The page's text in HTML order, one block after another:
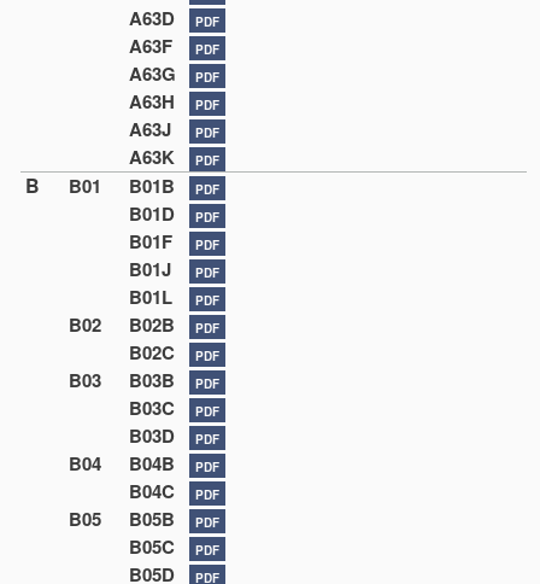
A63D PDF
A63F PDF
A63G PDF
A63H PDF
A63J PDF
A63K PDF
B B01 B01B PDF
B01D PDF
B01F PDF
B01J PDF
B01L PDF
B02 B02B PDF
B02C PDF
B03 B03B PDF
B03C PDF
B03D PDF
B04 B04B PDF
B04C PDF
B05 B05B PDF
B05C PDF
B05D PDF